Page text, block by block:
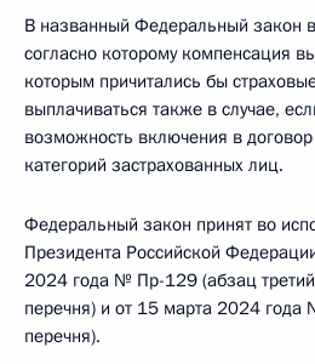
В названный Федеральный закон
согласно которому компенсация
которым причитались бы
выплачиваться также в случае,
возможность включения в
категорий застрахованных лиц.
Федеральный закон принят во
Президента Российской
2024 года № Пр-129 (абзац третий
перечня) и от 15 марта 2024
перечня).